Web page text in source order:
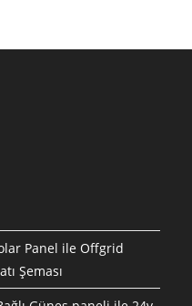
Panel ile Offgrid
Şeması